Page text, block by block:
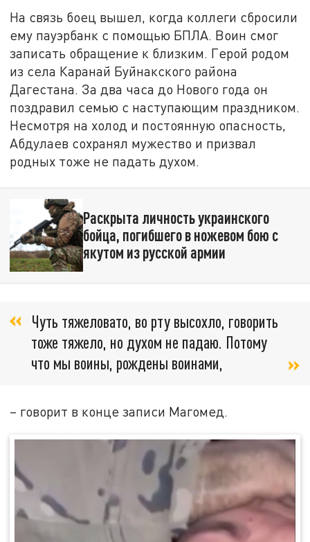
На связь боец вышел, когда коллеги сбросили
ему пауэрбанк с помощью БПЛА. Воин смог
записать обращение к близким. Герой родом
из села Каранай Буйнакского района
Дагестана. За два часа до Нового года он
поздравил семью с наступающим праздником.
Несмотря на холод и постоянную опасность,
Абдулаев сохранял мужество и призвал
родных тоже не падать духом.
Раскрыта личность украинского
бойца, погибшего в ножевом бою с
якутом из русской армии
Чуть тяжеловато, во рту высохло, говорить
тоже тяжело, но духом не падаю. Потому
что мы воины, рождены воинами,
– говорит в конце записи Магомед.